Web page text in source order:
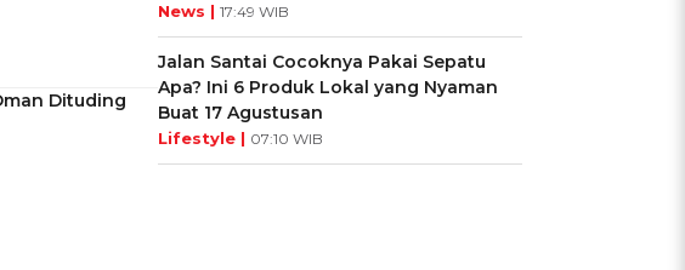
Dituding
News | 17:49 WIB
Jalan Santai Cocoknya Pakai Sepatu
Apa? Ini 6 Produk Lokal yang Nyaman
Buat 17 Agustusan
Lifestyle | 07:10 WIB